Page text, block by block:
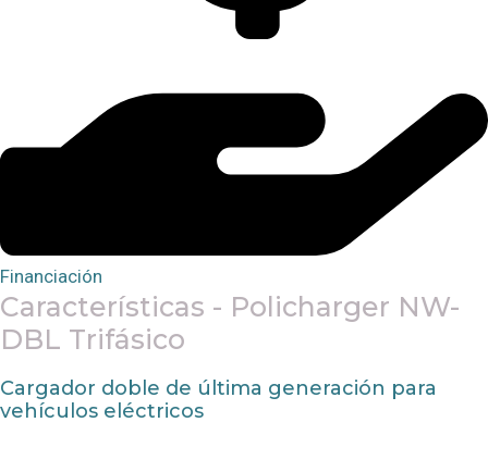
Financiación
Características - Policharger NW-
DBL Trifásico
Cargador doble de última generación para
vehículos eléctricos